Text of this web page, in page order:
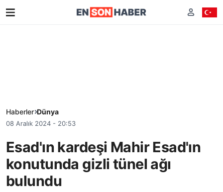
Haberler Dünya
08 Aralık 2024 - 20:53
Esad'ın kardeşi Mahir Esad'ın
konutunda gizli tünel ağı
bulundu